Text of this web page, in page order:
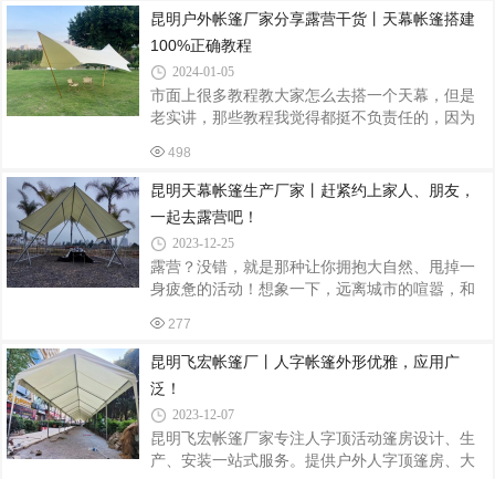
星，引领着人们走向梦幻般的探险之旅。它静静
地伫立在绿意盎然的草地上，与大自然融为一
体，为露营者提供温馨的庇护所。天幕露营帐篷
的设计简约而不失时尚感，采用高品质的材料制
作而成，确保了帐篷的耐用性和实用性。同时，
帐篷内部空间宽敞，足够容纳下所需的各种装备
和生活用品，让露营者在享受大自然的同时，也
昆明户外帐篷厂家分享露营干货丨天幕帐篷搭建
100%正确教程
2024-01-05
市面上很多教程教大家怎么去搭一个天幕，但是
老实讲，那些教程我觉得都挺不负责任的，因为
怎么去处理一些特殊状况，或者说一些很细节的
地方。所以今天呢，咱们昆明飞宏户外帐篷厂家
就来教大家如何一步一步正确去搭一个天幕。可
能看到这个标题的时候，很多朋友们都会嗤之以
鼻：“天幕不就是一块布撑起来吗”那大家先不要想
的那么简单，因为如果天幕搭的不正确的话，遇
到刮风下雨有可能天幕会被吹走、被雨水压塌，
甚至可能会引发一些类似于火灾等等的一些灾
498
昆明天幕帐篷生产厂家丨赶紧约上家人、朋友，
一起去露营吧！
2023-12-25
露营？没错，就是那种让你拥抱大自然、甩掉一
身疲惫的活动！想象一下，远离城市的喧嚣，和
受那份宁静与自由。而说到露营必备，怎能不提
天幕帐篷呢？遮阳、挡雨，简直是户外小能手！
而且舒适度也超级赞，让你在帐篷里也能享受到
家一般的温馨。天幕帐篷？没错，就是那种让你
在户外也能拥有宽敞、舒适空间的帐篷！比传统
帐篷更注重舒适性和实用性，适合家庭或团队露
营使用。想象一下，在帐篷里或躺或坐，感受大
277
昆明飞宏帐篷厂丨人字帐篷外形优雅，应用广
泛！
2023-12-07
昆明飞宏帐篷厂家专注人字顶活动篷房设计、生
产、安装一站式服务。提供户外人字顶篷房、大